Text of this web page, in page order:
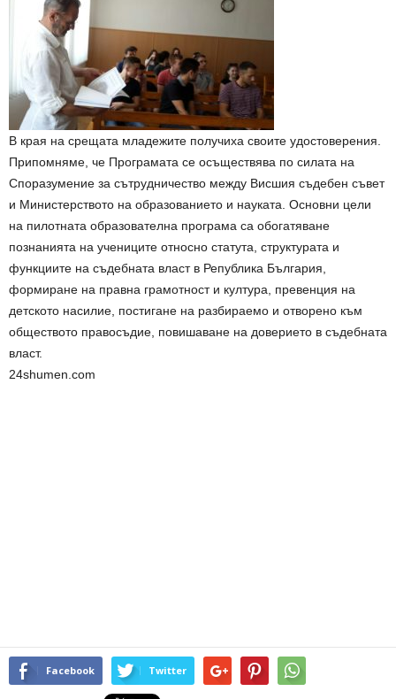
В края на срещата младежите получиха своите удостоверения.
Припомняме, че Програмата се осъществява по силата на
Споразумение за сътрудничество между Висшия съдебен съвет
и Министерството на образованието и науката. Основни цели
на пилотната образователна програма са обогатяване
познанията на учениците относно статута, структурата и
функциите на съдебната власт в Република България,
формиране на правна грамотност и култура, превенция на
детското насилие, постигане на разбираемо и отворено към
обществото правосъдие, повишаване на доверието в съдебната
власт.
24shumen.com
Facebook Twitter